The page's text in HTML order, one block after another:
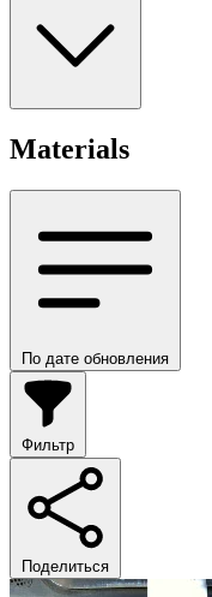
Materials
По дате обновления
Фильтр
Поделиться